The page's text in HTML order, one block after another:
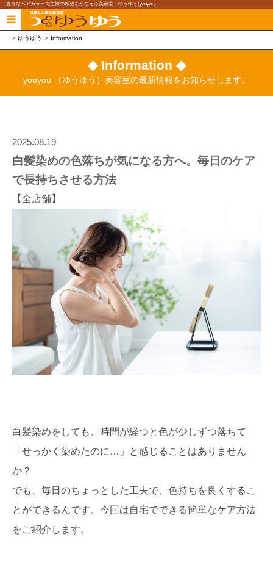
豊富なヘアカラーで主婦の希望をかなえる美容室 ゆうゆう(youyou)
ゆうゆう Information
◆ Information ◆
youyou （ゆうゆう）美容室の最新情報をお知らせします。
2025.08.19
白髪染めの色落ちが気になる方へ。毎日のケア
で長持ちさせる方法
【全店舗】
白髪染めをしても、時間が経つと色が少しずつ落ちて
「せっかく染めたのに…」と感じることはありません
か？
でも、毎日のちょっとした工夫で、色持ちを良くするこ
とができるんです。今回は自宅でできる簡単なケア方法
をご紹介します。